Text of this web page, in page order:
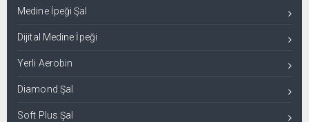
Medine İpeği Şal
Dijital Medine İpeği
Yerli Aerobin
Diamond Şal
Soft Plus Şal